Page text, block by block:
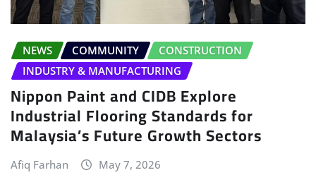
NEWS COMMUNITY
CONSTRUCTION
INDUSTRY & MANUFACTURING
Nippon Paint and CIDB Explore
Industrial Flooring Standards for
Malaysia’s Future Growth Sectors
Afiq Farhan May 7, 2026